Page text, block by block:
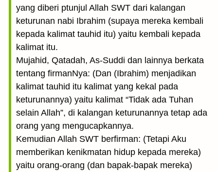
yang diberi ptunjul Allah SWT dari kalangan
keturunan nabi Ibrahim (supaya mereka kembali
kepada kalimat tauhid itu) yaitu kembali kepada
kalimat itu.
Mujahid, Qatadah, As-Suddi dan lainnya berkata
tentang firmanNya: (Dan (Ibrahim) menjadikan
kalimat tauhid itu kalimat yang kekal pada
keturunannya) yaitu kalimat “Tidak ada Tuhan
selain Allah”, di kalangan keturunannya tetap ada
orang yang mengucapkannya.
Kemudian Allah SWT berfirman: (Tetapi Aku
memberikan kenikmatan hidup kepada mereka)
yaitu orang-orang (dan bapak-bapak mereka)